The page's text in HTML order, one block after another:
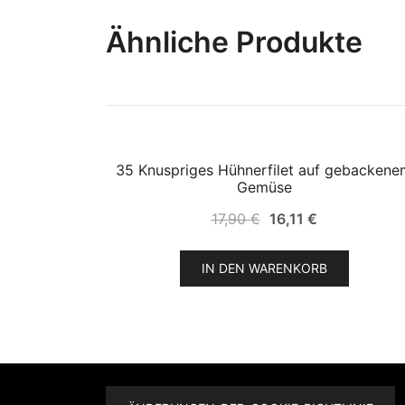
Ähnliche Produkte
SALE!
35 Knuspriges Hühnerfilet auf
Gemüse
17,90€ Ursprünglicher
war:
17,90 €
16,11 €Aktueller
ist:
16,11 €.
IN DEN WARENKORB